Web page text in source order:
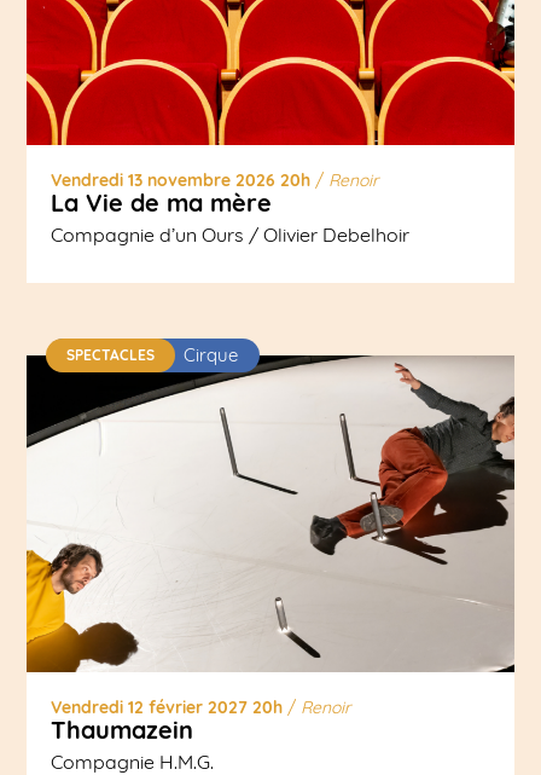
Vendredi 13 novembre 2026 20h/ Renoir
La Vie de ma mère
Compagnie d’un Ours / Olivier Debelhoir
Vendredi 12 février 2027 20h/ Renoir
Thaumazein
Compagnie H.M.G.
SPECTACLES Cirque